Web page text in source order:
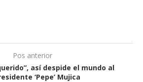
Pos anterior
así despide el mundo al
‘Pepe’ Mujica